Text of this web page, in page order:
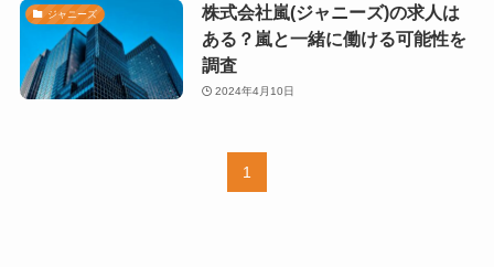
ジャニーズ
株式会社嵐(ジャニーズ)の求人は
ある？嵐と一緒に働ける可能性を
調査
2024年4月10日
1